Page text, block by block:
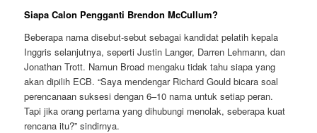
Siapa Calon Pengganti Brendon McCullum?
Beberapa nama disebut-sebut sebagai kandidat pelatih kepala
Inggris selanjutnya, seperti Justin Langer, Darren Lehmann, dan
Jonathan Trott. Namun Broad mengaku tidak tahu siapa yang
akan dipilih ECB. “Saya mendengar Richard Gould bicara soal
perencanaan suksesi dengan 6–10 nama untuk setiap peran.
Tapi jika orang pertama yang dihubungi menolak, seberapa kuat
rencana itu?” sindirnya.